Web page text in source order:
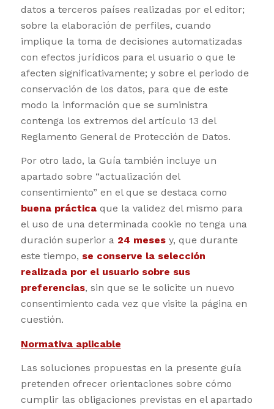
datos a terceros países realizadas por el editor;
sobre la elaboración de perfiles, cuando
implique la toma de decisiones automatizadas
con efectos jurídicos para el usuario o que le
afecten significativamente; y sobre el periodo de
conservación de los datos, para que de este
modo la información que se suministra
contenga los extremos del artículo 13 del
Reglamento General de Protección de Datos.
Por otro lado, la Guía también incluye un
apartado sobre “actualización del
consentimiento” en el que se destaca como
buena prácticaque la validez del mismo para
el uso de una determinada cookie no tenga una
duración superior a 24 mesesy, que durante
este tiempo, se conserve la selección
realizada por el usuario sobre sus
preferencias, sin que se le solicite un nuevo
consentimiento cada vez que visite la página en
cuestión.
Normativa aplicable
Las soluciones propuestas en la presente guía
pretenden ofrecer orientaciones sobre cómo
cumplir las obligaciones previstas en el apartado